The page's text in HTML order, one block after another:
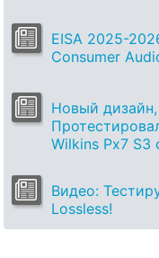
EISA 2025-
Consumer
Новый
Wilkins Px7
Видео:
Lossless!